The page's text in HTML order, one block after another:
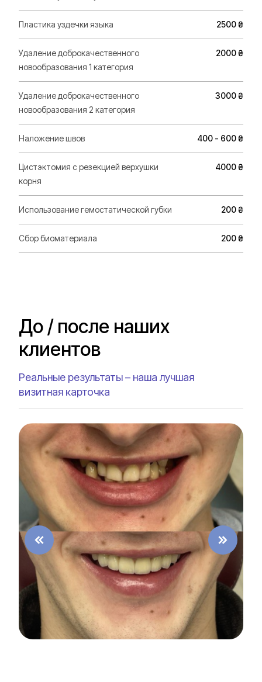
Пластика уздечки языка 2500 ₴
Удаление доброкачественного
новообразования 1 категория
2000 ₴
Удаление доброкачественного
новообразования 2 категория
3000 ₴
Наложение швов 400 - 600 ₴
Цистэктомия с резекцией верхушки
корня
4000 ₴
Использование гемостатической губки 200 ₴
Сбор биоматериала 200 ₴
До / после наших
клиентов
Реальные результаты – наша лучшая
визитная карточка